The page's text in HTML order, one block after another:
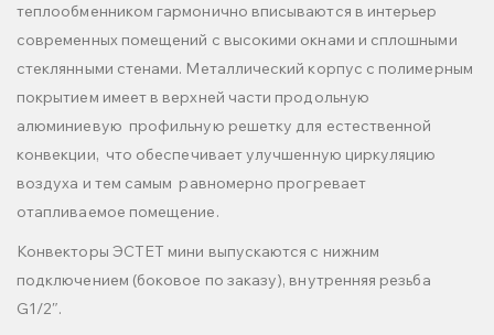
теплообменником гармонично вписываются в интерьер
современных помещений с высокими окнами и сплошными
стеклянными стенами. Металлический корпус с полимерным
покрытием имеет в верхней части продольную
алюминиевую профильную решетку для естественной
конвекции, что обеспечивает улучшенную циркуляцию
воздуха и тем самым равномерно прогревает
отапливаемое помещение.
Конвекторы ЭСТЕТ мини выпускаются с нижним
подключением (боковое по заказу), внутренняя резьба
G1/2″.